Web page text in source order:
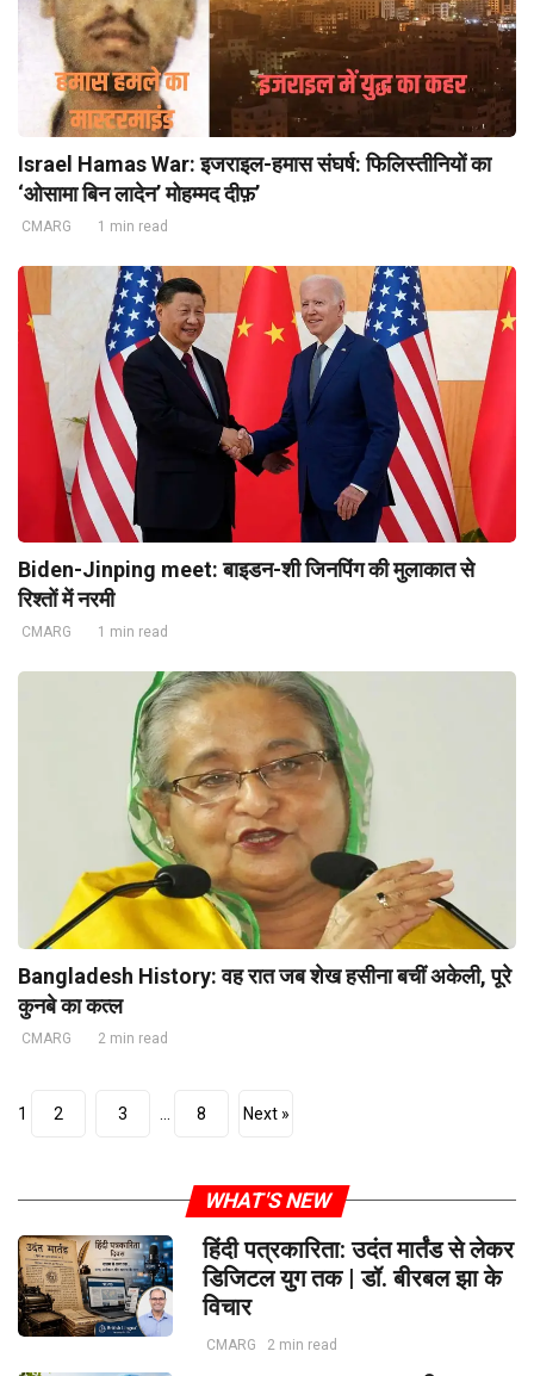
Israel Hamas War: इजराइल-हमास संघर्ष: फिलिस्तीनियों का
‘ओसामा बिन लादेन’ मोहम्मद दीफ़’
CMARG 1 min read
Biden-Jinping meet: बाइडन-शी जिनपिंग की मुलाकात से
रिश्तों में नरमी
CMARG 1 min read
Bangladesh History: वह रात जब शेख हसीना बचीं अकेली, पूरे
कुनबे का कत्ल
CMARG 2 min read
1 2 3 8 Next »
WHAT'S NEW
हिंदी पत्रकारिता: उदंत मार्तंड से लेकर
डिजिटल युग तक | डॉ. बीरबल झा के
विचार
CMARG 2 min read